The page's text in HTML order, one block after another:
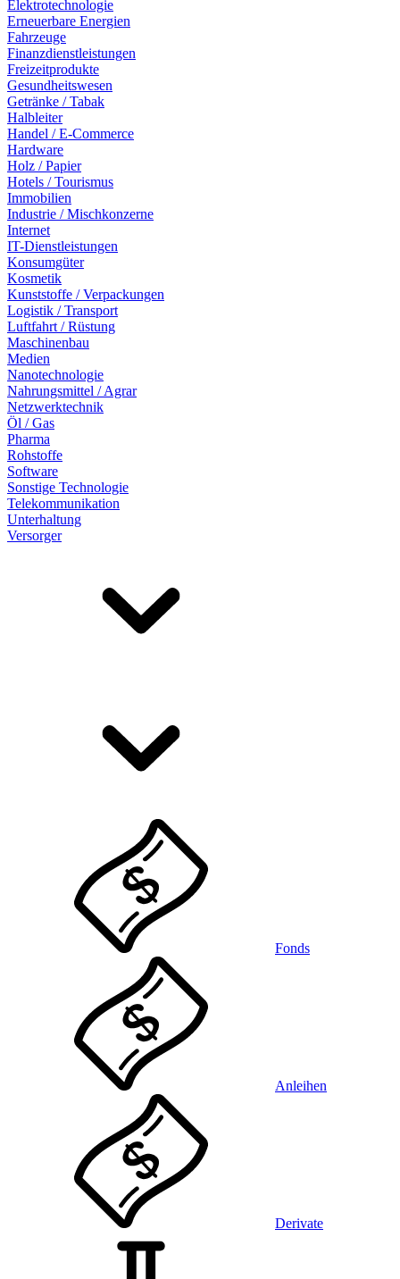
Elektrotechnologie
Erneuerbare Energien
Fahrzeuge
Finanzdienstleistungen
Freizeitprodukte
Gesundheitswesen
Getränke / Tabak
Halbleiter
Handel / E-Commerce
Hardware
Holz / Papier
Hotels / Tourismus
Immobilien
Industrie / Mischkonzerne
Internet
IT-Dienstleistungen
Konsumgüter
Kosmetik
Kunststoffe / Verpackungen
Logistik / Transport
Luftfahrt / Rüstung
Maschinenbau
Medien
Nanotechnologie
Nahrungsmittel / Agrar
Netzwerktechnik
Öl / Gas
Pharma
Rohstoffe
Software
Sonstige Technologie
Telekommunikation
Unterhaltung
Versorger
Fonds
Anleihen
Derivate